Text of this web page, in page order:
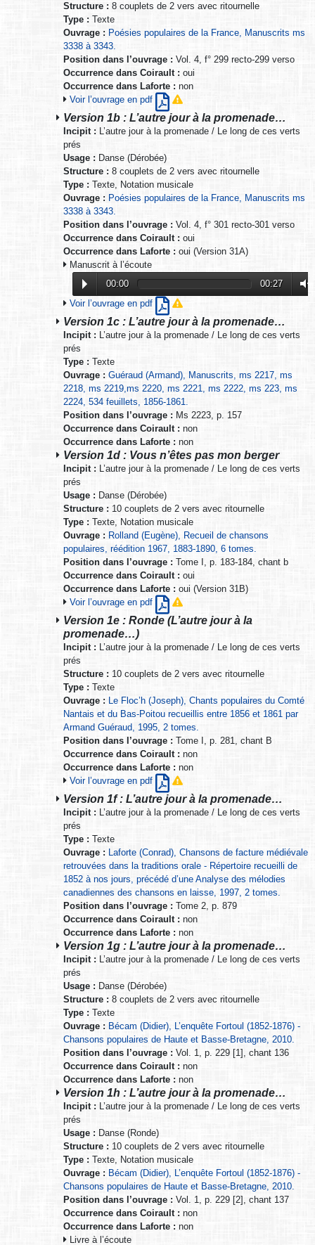
Structure : 8 couplets de 2 vers avec ritournelle
Type : Texte
Ouvrage : Poésies populaires de la France, Manuscrits ms
3338 à 3343.
Position dans l’ouvrage : Vol. 4, f° 299 recto-299 verso
Occurrence dans Coirault : oui
Occurrence dans Laforte : non
Voir l’ouvrage en pdf
Version 1b : L’autre jour à la promenade…
Incipit : L’autre jour à la promenade / Le long de ces verts
prés
Usage : Danse (Dérobée)
Structure : 8 couplets de 2 vers avec ritournelle
Type : Texte, Notation musicale
Ouvrage : Poésies populaires de la France, Manuscrits ms
3338 à 3343.
Position dans l’ouvrage : Vol. 4, f° 301 recto-301 verso
Occurrence dans Coirault : oui
Occurrence dans Laforte : oui (Version 31A)
Manuscrit à l’écoute
00:00
00:27
Voir l’ouvrage en pdf
Version 1c : L’autre jour à la promenade…
Incipit : L’autre jour à la promenade / Le long de ces verts
prés
Type : Texte
Ouvrage : Guéraud (Armand), Manuscrits, ms 2217, ms
2218, ms 2219,ms 2220, ms 2221, ms 2222, ms 223, ms
2224, 534 feuillets, 1856-1861.
Position dans l’ouvrage : Ms 2223, p. 157
Occurrence dans Coirault : non
Occurrence dans Laforte : non
Version 1d : Vous n’êtes pas mon berger
Incipit : L’autre jour à la promenade / Le long de ces verts
prés
Usage : Danse (Dérobée)
Structure : 10 couplets de 2 vers avec ritournelle
Type : Texte, Notation musicale
Ouvrage : Rolland (Eugène), Recueil de chansons
populaires, réédition 1967, 1883-1890, 6 tomes.
Position dans l’ouvrage : Tome I, p. 183-184, chant b
Occurrence dans Coirault : oui
Occurrence dans Laforte : oui (Version 31B)
Voir l’ouvrage en pdf
Version 1e : Ronde (L’autre jour à la
promenade…)
Incipit : L’autre jour à la promenade / Le long de ces verts
prés
Structure : 10 couplets de 2 vers avec ritournelle
Type : Texte
Ouvrage :
Le Floc’h (Joseph), Chants populaires du Comté
Nantais et du Bas-Poitou recueillis entre 1856 et 1861 par
Armand Guéraud, 1995, 2 tomes.
Position dans l’ouvrage : Tome I, p. 281, chant B
Occurrence dans Coirault : non
Occurrence dans Laforte : non
Voir l’ouvrage en pdf
Version 1f : L’autre jour à la promenade…
Incipit : L’autre jour à la promenade / Le long de ces verts
prés
Type : Texte
Ouvrage :
Laforte (Conrad), Chansons de facture médiévale
retrouvées dans la traditions orale - Répertoire recueilli de
1852 à nos jours, précédé d’une Analyse des mélodies
canadiennes des chansons en laisse, 1997, 2 tomes.
Position dans l’ouvrage : Tome 2, p. 879
Occurrence dans Coirault : non
Occurrence dans Laforte : non
Version 1g : L’autre jour à la promenade…
Incipit : L’autre jour à la promenade / Le long de ces verts
prés
Usage : Danse (Dérobée)
Structure : 8 couplets de 2 vers avec ritournelle
Type : Texte
Ouvrage : Bécam (Didier), L’enquête Fortoul (1852-1876) -
Chansons populaires de Haute et Basse-Bretagne, 2010.
Position dans l’ouvrage : Vol. 1, p. 229 [1], chant 136
Occurrence dans Coirault : non
Occurrence dans Laforte : non
Version 1h : L’autre jour à la promenade…
Incipit : L’autre jour à la promenade / Le long de ces verts
prés
Usage : Danse (Ronde)
Structure : 10 couplets de 2 vers avec ritournelle
Type : Texte, Notation musicale
Ouvrage : Bécam (Didier), L’enquête Fortoul (1852-1876) -
Chansons populaires de Haute et Basse-Bretagne, 2010.
Position dans l’ouvrage : Vol. 1, p. 229 [2], chant 137
Occurrence dans Coirault : non
Occurrence dans Laforte : non
Livre à l’écoute